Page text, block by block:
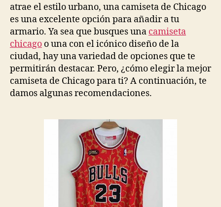
atrae el estilo urbano, una camiseta de Chicago
es una excelente opción para añadir a tu
armario. Ya sea que busques una camiseta
chicago o una con el icónico diseño de la
ciudad, hay una variedad de opciones que te
permitirán destacar. Pero, ¿cómo elegir la mejor
camiseta de Chicago para ti? A continuación, te
damos algunas recomendaciones.